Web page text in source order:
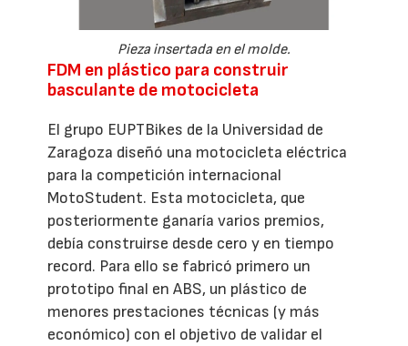
Pieza insertada en el molde.
FDM en plástico para construir
basculante de motocicleta
El grupo EUPTBikes de la Universidad de
Zaragoza diseñó una motocicleta eléctrica
para la competición internacional
MotoStudent. Esta motocicleta, que
posteriormente ganaría varios premios,
debía construirse desde cero y en tiempo
record. Para ello se fabricó primero un
prototipo final en ABS, un plástico de
menores prestaciones técnicas (y más
económico) con el objetivo de validar el